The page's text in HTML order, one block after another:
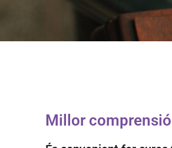
Millor